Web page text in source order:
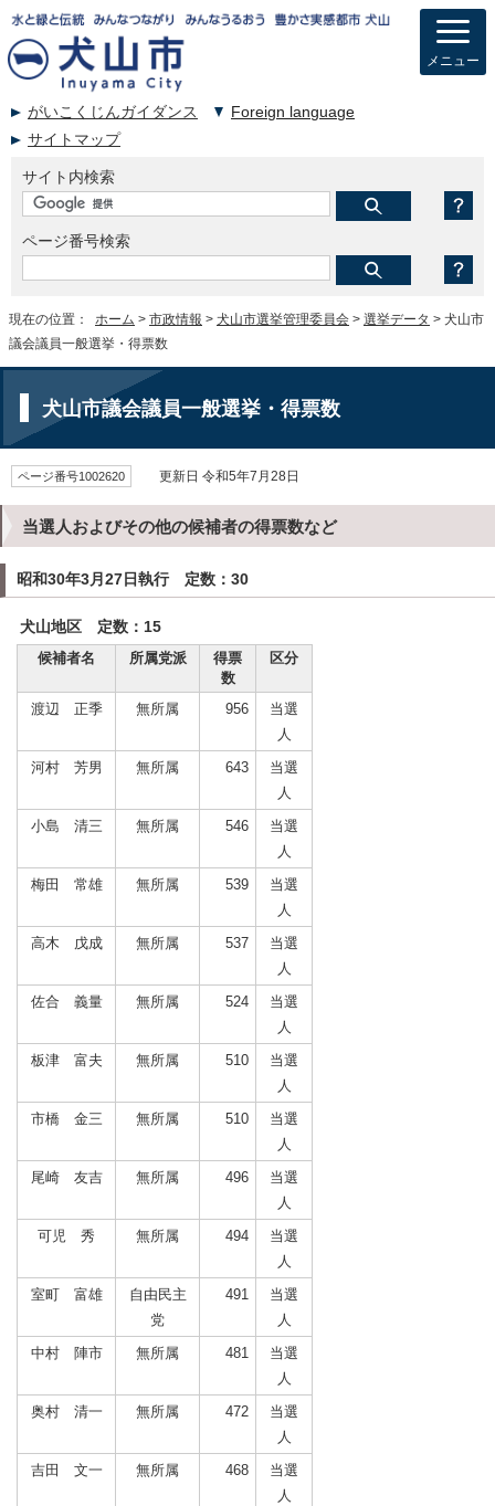
がいこくじんガイダンス
Foreign language
サイトマップ
サイト内検索
ページ番号検索
メニュー
現在の位置： ホーム > 市政情報 > 犬山市選挙管理委員会 > 選挙データ > 犬山市
議会議員一般選挙・得票数
犬山市議会議員一般選挙・得票数
ページ番号1002620 更新日 令和5年7月28日
当選人およびその他の候補者の得票数など
昭和30年3月27日執行 定数：30
犬山地区 定数：15
候補者名
所属党派
得票
数
区分
渡辺 正季 無所属 956
当選
人
河村 芳男
無所属 643
当選
人
小島 清三
無所属 546
当選
人
梅田 常雄
無所属 539
当選
人
高木 戊成
無所属 537
当選
人
佐合 義量
無所属 524
当選
人
板津 富夫
無所属 510
当選
人
市橋 金三
無所属 510
当選
人
尾崎 友吉
無所属 496
当選
人
可児 秀
無所属 494
当選
人
室町 富雄
自由民主
党
491
当選
人
中村 陣市
無所属 481
当選
人
奥村 清一
無所属 472
当選
人
吉田 文一
無所属 468
当選
人